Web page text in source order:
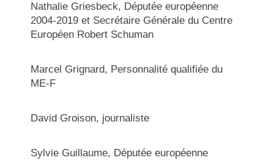
Nathalie Griesbeck, Députée européenne
2004-2019 et Secrétaire Générale du Centre
Européen Robert Schuman
Marcel Grignard, Personnalité qualifiée du
ME-F
David Groison, journaliste
Sylvie Guillaume, Députée européenne